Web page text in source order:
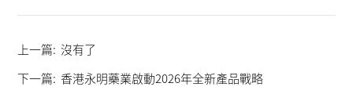
上一篇: 沒有了
下一篇: 香港永明藥業啟動2026年全新產品戰略